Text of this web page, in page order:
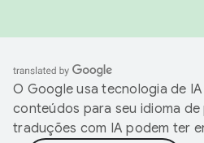
O Google usa tecnologia de
conteúdos para seu idioma
traduções com IA podem ter